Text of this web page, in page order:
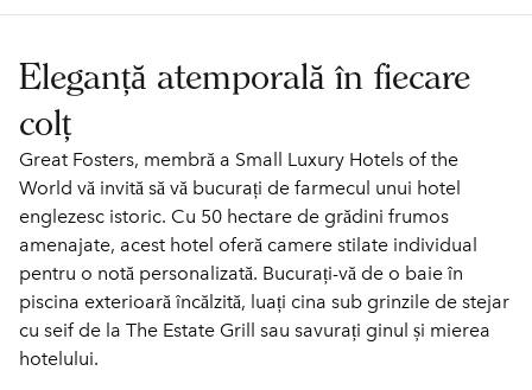
Eleganță atemporală în fiecare
colț
Great Fosters, membră a Small Luxury Hotels of the
World vă invită să vă bucurați de farmecul unui hotel
englezesc istoric. Cu 50 hectare de grădini frumos
amenajate, acest hotel oferă camere stilate individual
pentru o notă personalizată. Bucurați-vă de o baie în
piscina exterioară încălzită, luați cina sub grinzile de stejar
cu seif de la The Estate Grill sau savurați ginul și mierea
hotelului.